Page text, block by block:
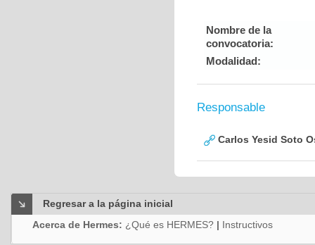
Nombre de la
convocatoria:
Modalidad:
Responsable
Carlos Yesid Soto
Regresar a la página inicial
Acerca de Hermes: ¿Qué es HERMES? | Instructivos